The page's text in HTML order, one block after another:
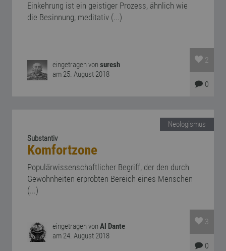
Einkehrung ist ein geistiger Prozess, ähnlich wie
die Besinnung, meditativ (...)
eingetragen vonsuresh
am 25. August 2018
2
0
Neologismus
Substantiv
Komfortzone
Populärwissenschaftlicher Begriff, der den durch
Gewohnheiten erprobten Bereich eines Menschen
(...)
eingetragen vonAl Dante
am 24. August 2018
3
0